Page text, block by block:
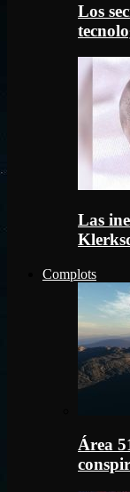
Los
Las
Complots
Área